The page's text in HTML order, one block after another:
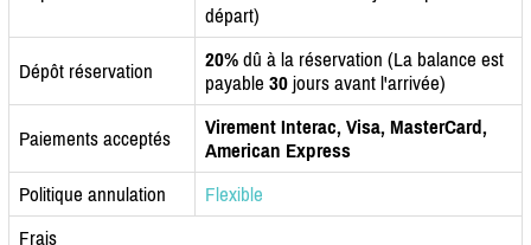
départ)
Dépôt réservation 20% dû à la réservation (La balance est
payable 30 jours avant l'arrivée)
Paiements acceptés
Virement Interac, Visa, MasterCard,
American Express
Politique annulation
Flexible
Frais